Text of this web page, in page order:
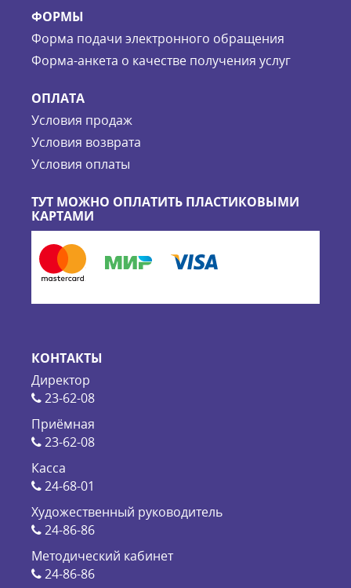
ФОРМЫ
Форма подачи электронного обращения
Форма-анкета о качестве получения услуг
ОПЛАТА
Условия продаж
Условия возврата
Условия оплаты
ТУТ МОЖНО ОПЛАТИТЬ ПЛАСТИКОВЫМИ
КАРТАМИ
КОНТАКТЫ
Директор
23-62-08
Приёмная
23-62-08
Касса
24-68-01
Художественный руководитель
24-86-86
Методический кабинет
24-86-86